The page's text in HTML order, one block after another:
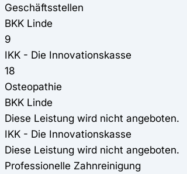
Geschäftsstellen
BKK Linde
9
IKK - Die Innovationskasse
18
Osteopathie
BKK Linde
Diese Leistung wird nicht angeboten.
IKK - Die Innovationskasse
Diese Leistung wird nicht angeboten.
Professionelle Zahnreinigung